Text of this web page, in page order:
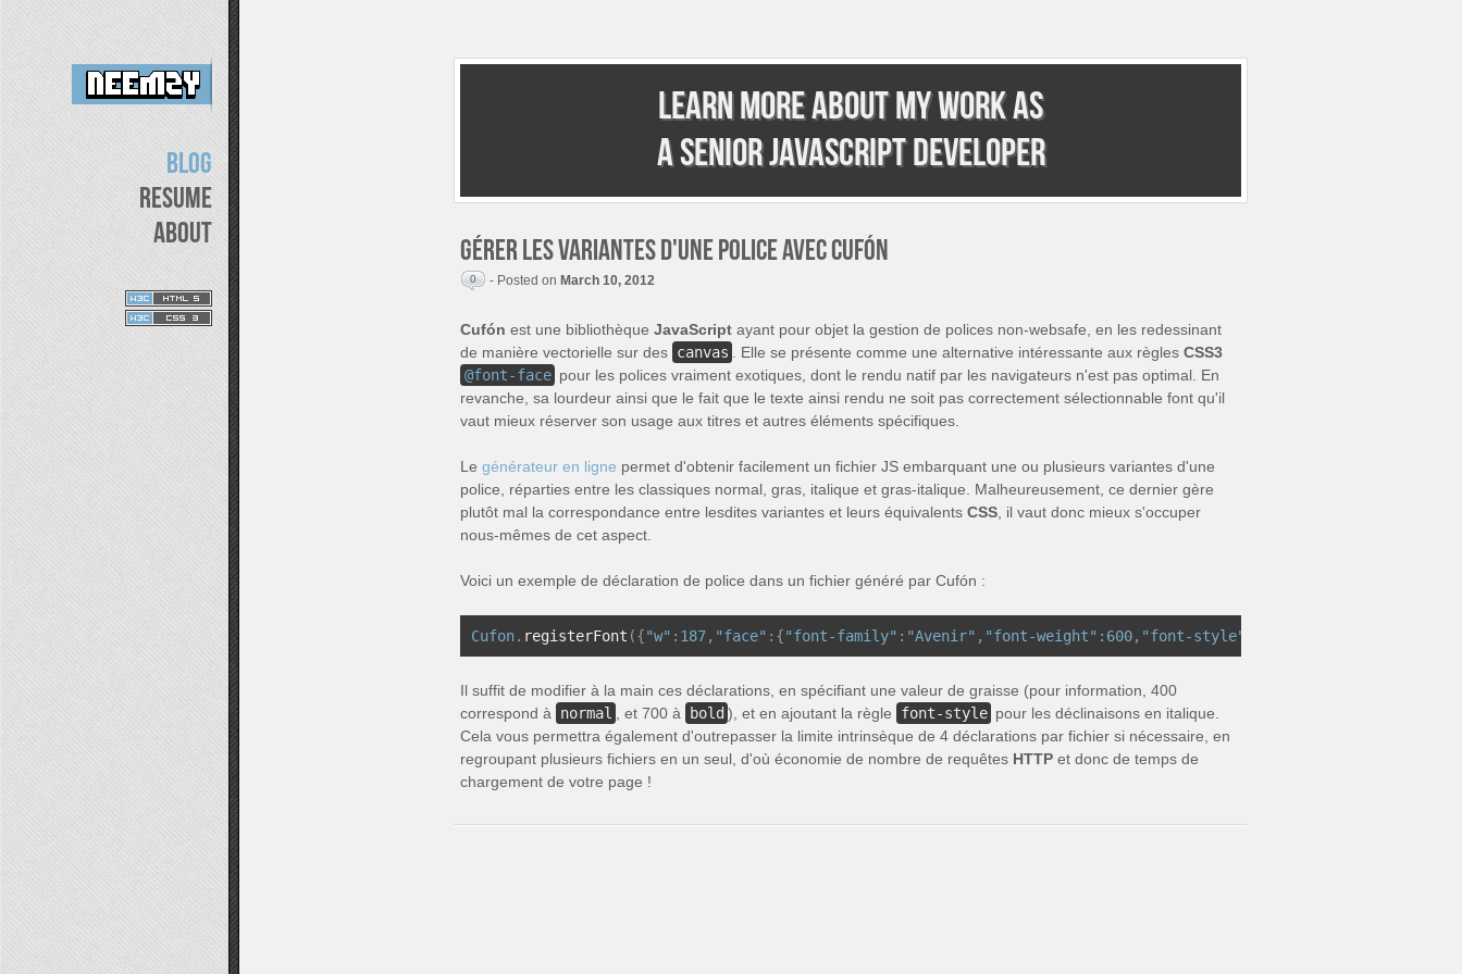
Blog
Resume
About
Learn more about my work as
a senior JavaScript developer
Gérer les variantes d'une police avec Cufón
0 - Posted on March 10, 2012
Cufón est une bibliothèque JavaScript ayant pour objet la gestion de polices non-websafe, en les redessinant
de manière vectorielle sur des canvas . Elle se présente comme une alternative intéressante aux règles CSS3
@font-face pour les polices vraiment exotiques, dont le rendu natif par les navigateurs n'est pas optimal. En
revanche, sa lourdeur ainsi que le fait que le texte ainsi rendu ne soit pas correctement sélectionnable font qu'il
vaut mieux réserver son usage aux titres et autres éléments spécifiques.
Le générateur en ligne permet d'obtenir facilement un fichier JS embarquant une ou plusieurs variantes d'une
police, réparties entre les classiques normal, gras, italique et gras-italique. Malheureusement, ce dernier gère
plutôt mal la correspondance entre lesdites variantes et leurs équivalents CSS , il vaut donc mieux s'occuper
nous-mêmes de cet aspect.
Voici un exemple de déclaration de police dans un fichier généré par Cufón :
Cufon. registerFont ({"w" : 187, "face" :{"font-family" : "Avenir" , "font-weight" : 600, "font-style"
Il suffit de modifier à la main ces déclarations, en spécifiant une valeur de graisse (pour information, 400
correspond à
normal , et 700 à bold ), et en ajoutant la règle font-style pour les déclinaisons en italique.
Cela vous permettra également d'outrepasser la limite intrinsèque de 4 déclarations par fichier si nécessaire, en
regroupant plusieurs fichiers en un seul, d'où économie de nombre de requêtes HTTP et donc de temps de
chargement de votre page !